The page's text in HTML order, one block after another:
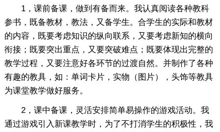
1，课前备课，做到有备而来。我认真阅读各种教科
参书，既备教材，教法，又备学生。合学生的实际和教材
的内容，既要考虑知识的纵向联系，又要考虑新知的横向
衔接；既要突出重点，又要突破难点；既要体现出完整的
教学过程，又要注意好各环节的过渡自然。并制作了各种
有趣的教具，如：单词卡片，实物（图片），头饰等教具
为课堂教学做好服务。
2，课中备课，灵活安排简单易操作的游戏活动。我
通过游戏引入新课教学时，为了不打消学生的积极性，我